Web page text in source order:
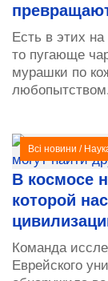
Есть в этих
то пугающе
мурашки по
Всі новини /
В космосе
которой
Команда
Еврейского